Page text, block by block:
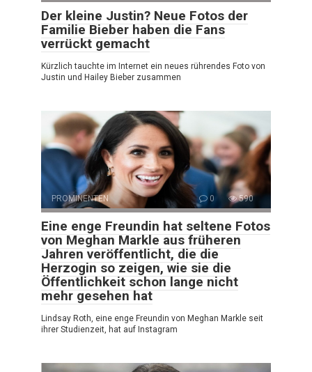
Der kleine Justin? Neue Fotos der
Familie Bieber haben die Fans
verrückt gemacht
Kürzlich tauchte im Internet ein neues rührendes Foto von
Justin und Hailey Bieber zusammen
PROMINENTEN 0 590
Eine enge Freundin hat seltene Fotos
von Meghan Markle aus früheren
Jahren veröffentlicht, die die
Herzogin so zeigen, wie sie die
Öffentlichkeit schon lange nicht
mehr gesehen hat
Lindsay Roth, eine enge Freundin von Meghan Markle seit
ihrer Studienzeit, hat auf Instagram